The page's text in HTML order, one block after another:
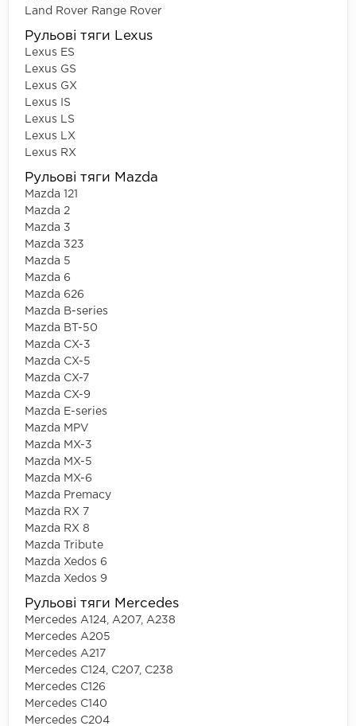
Land Rover Range Rover
Рульові тяги Lexus
Lexus ES
Lexus GS
Lexus GX
Lexus IS
Lexus LS
Lexus LX
Lexus RX
Рульові тяги Mazda
Mazda 121
Mazda 2
Mazda 3
Mazda 323
Mazda 5
Mazda 6
Mazda 626
Mazda B-series
Mazda BT-50
Mazda CX-3
Mazda CX-5
Mazda CX-7
Mazda CX-9
Mazda E-series
Mazda MPV
Mazda MX-3
Mazda MX-5
Mazda MX-6
Mazda Premacy
Mazda RX 7
Mazda RX 8
Mazda Tribute
Mazda Xedos 6
Mazda Xedos 9
Рульові тяги Mercedes
Mercedes A124, A207, A238
Mercedes A205
Mercedes A217
Mercedes C124, C207, C238
Mercedes C126
Mercedes C140
Mercedes C204